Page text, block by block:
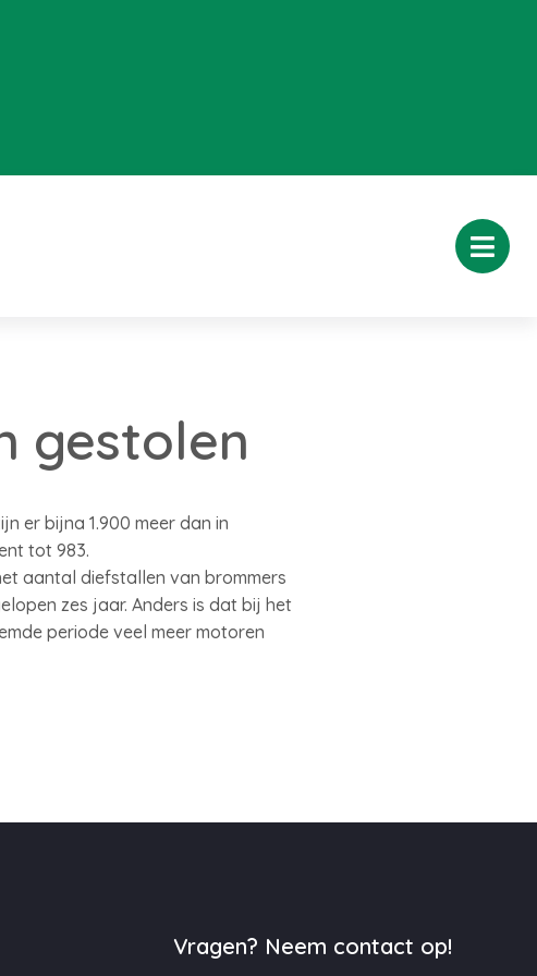
gestolen
er bijna 1.900 meer dan in
tot 983.
aantal diefstallen van brommers
zes jaar. Anders is dat bij het
periode veel meer motoren
Vragen? Neem contact op!